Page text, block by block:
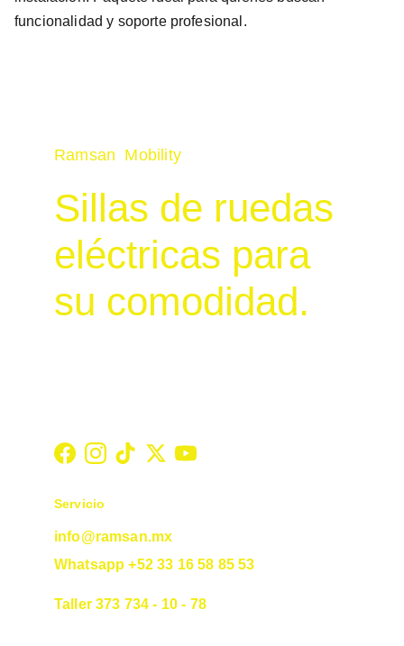
funcionalidad y soporte profesional.
Ramsan  Mobility
Sillas de ruedas
eléctricas para
su comodidad.
Servicio
info@ramsan.mx
Whatsapp +52 33 16 58 85 53
Taller 373 734 - 10 - 78